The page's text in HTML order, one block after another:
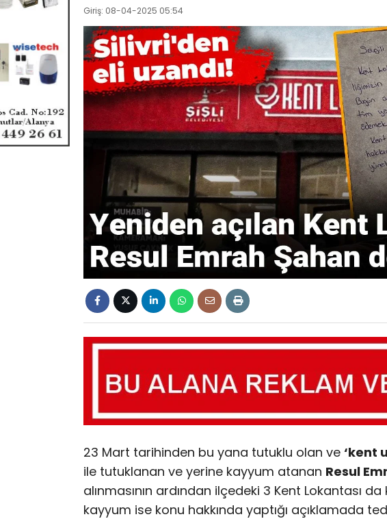
Giriş: 08-04-2025 05:54
23 Mart tarihinden bu yana tutuklu olan ve ‘kent
ile tutuklanan ve yerine kayyum atanan Resul
alınmasının ardından ilçedeki 3 Kent Lokantası
kayyum ise konu hakkında yaptığı açıklamada